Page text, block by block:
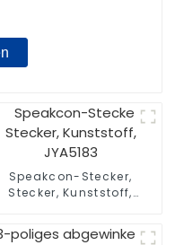
Speakcon-Stecker,
Stecker, Kunststoff,